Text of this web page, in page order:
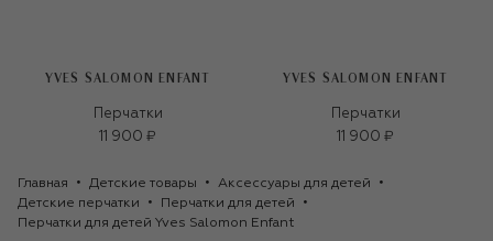
YVES SALOMON ENFANT
Перчатки
11 900 ₽
YVES SALOMON ENFANT
Перчатки
11 900 ₽
Главная Детские товары
Аксессуары для детей
Детские перчатки
Перчатки для детей
Перчатки для детей Yves Salomon Enfant